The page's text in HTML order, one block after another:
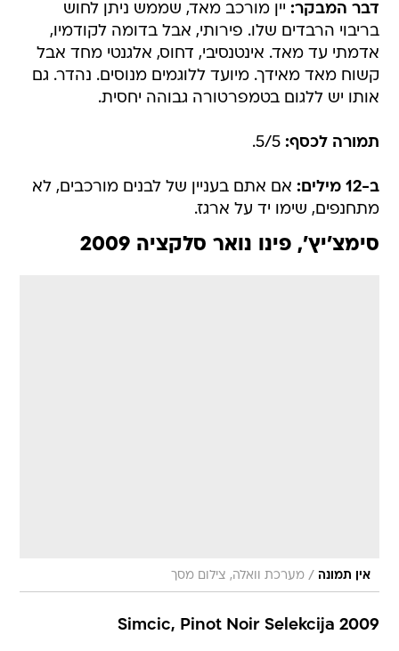
דבר המבקר: יין מורכב מאד, שממש ניתן לחוש
בריבוי הרבדים שלו. פירותי, אבל בדומה לקודמיו,
אדמתי עד מאד. אינטנסיבי, דחוס, אלגנטי מחד אבל
קשוח מאד מאידך. מיועד ללוגמים מנוסים. נהדר. גם
אותו יש ללגום בטמפרטורה גבוהה יחסית.
תמורה לכסף: 5/5.
ב-12 מילים:
אם אתם בעניין של לבנים מורכבים, לא
מתחנפים, שימו יד על ארגז.
סימצ'יץ', פינו נואר סלקציה 2009
אין תמונה / מערכת וואלה, צילום מסך
Simcic, Pinot Noir Selekcija 2009